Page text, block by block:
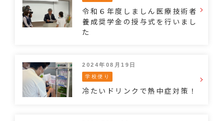
令和６年度しましん医療技術者
養成奨学金の授与式を行いまし
た
2024年08月19日
学校便り
冷たいドリンクで熱中症対策！